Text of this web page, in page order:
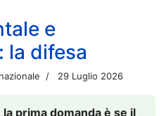
e
la difesa
29 Luglio 2026
prima domanda è se il